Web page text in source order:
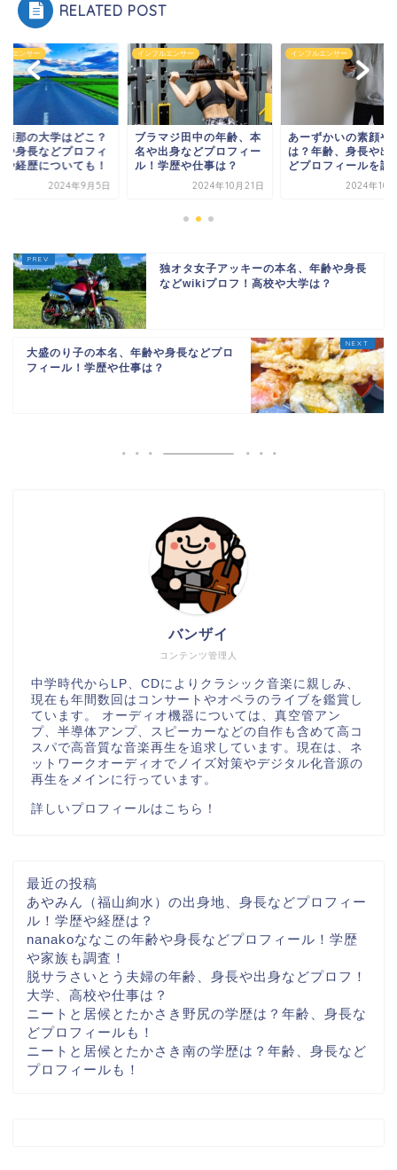
RELATED POST
ルエンサー
莉那の大学はどこ？
や身長などプロフィ
や経歴についても！
2024年9月5日
インフルエンサー
ブラマジ田中の年齢、本
名や出身などプロフィー
ル！学歴や仕事は？
2024年10月21日
インフルエンサー
あーずかいの素顔や
は？年齢、身長や出
どプロフィールを調
2024年10
独オタ女子アッキーの本名、年齢や身長
などwikiプロフ！高校や大学は？
大盛のり子の本名、年齢や身長などプロ
フィール！学歴や仕事は？
コンテンツ管理人
バンザイ
中学時代からLP、CDによりクラシック音楽に親しみ、
現在も年間数回はコンサートやオペラのライブを鑑賞し
ています。 オーディオ機器については、真空管アン
プ、半導体アンプ、スピーカーなどの自作も含めて高コ
スパで高音質な音楽再生を追求しています。現在は、ネ
ットワークオーディオでノイズ対策やデジタル化音源の
再生をメインに行っています。
詳しいプロフィールはこちら！
最近の投稿
あやみん（福山絢水）の出身地、身長などプロフィー
ル！学歴や経歴は？
nanakoななこの年齢や身長などプロフィール！学歴
や家族も調査！
脱サラさいとう夫婦の年齢、身長や出身などプロフ！
大学、高校や仕事は？
ニートと居候とたかさき野尻の学歴は？年齢、身長な
どプロフィールも！
ニートと居候とたかさき南の学歴は？年齢、身長など
プロフィールも！